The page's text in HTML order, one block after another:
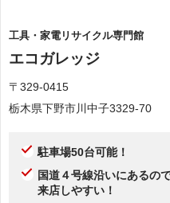
工具・家電リサイクル専門館
エコガレッジ
〒329-0415
栃木県下野市川中子3329-70
駐車場50台可能！
国道４号線沿いにあるの
来店しやすい！